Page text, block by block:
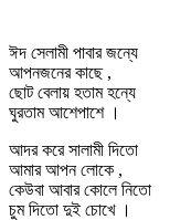
ঈদ সেলামী পাবার জন্যে
আপনজনের কাছে ,
ছোট বেলায় হতাম হন্যে
ঘুরতাম আশেপাশে ।
আদর করে সালামী দিতো
আমার আপন লোকে ,
কেউবা আবার কোলে নিতো
চুম দিতো দুই চোখে ।